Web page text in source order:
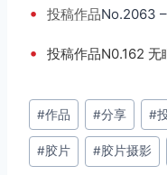
• 投稿作品No.2063
• 投稿作品N0.162
文
章
标
#作品 #分享 #
#胶片 #胶片摄影